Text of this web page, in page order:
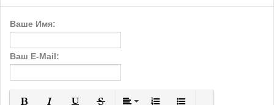
Ваше Имя:
Ваш E-Mail: